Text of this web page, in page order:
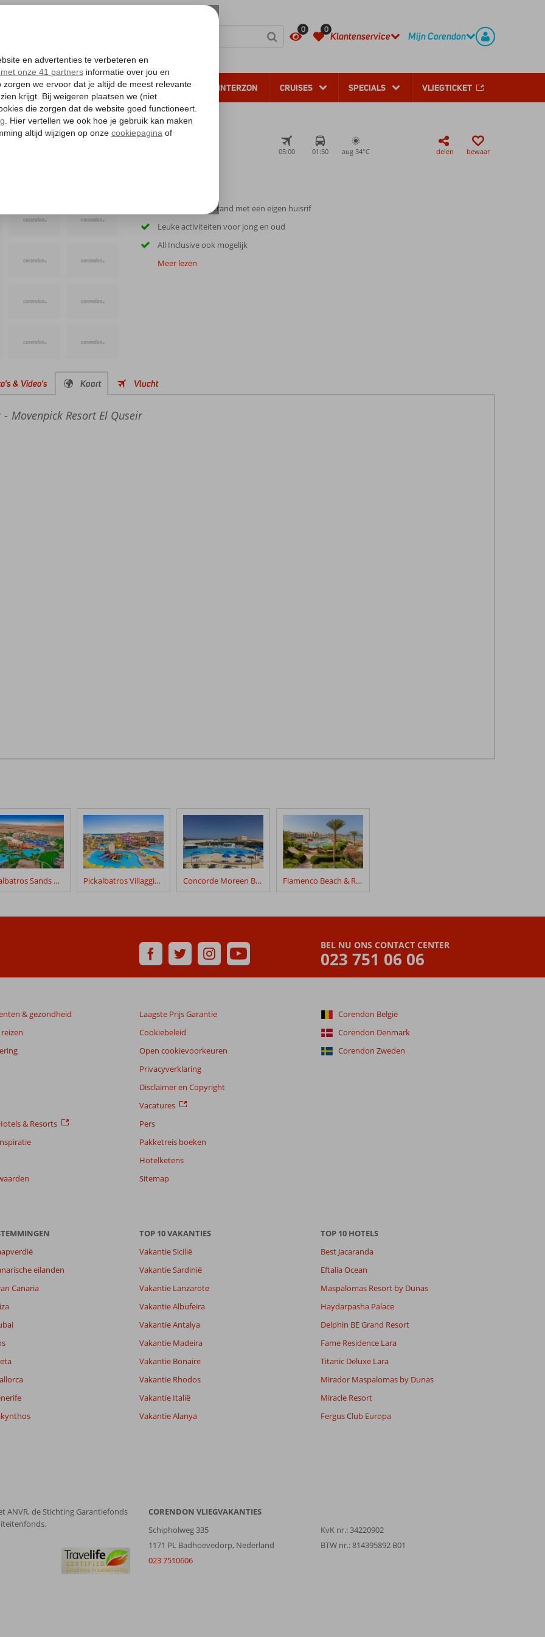
0 0
Klantenservice Mijn Corendon
VERRE REIZEN ALL INCLUSIVE WINTERZON CRUISES SPECIALS VLIEGTICKET
05:00 01:50 aug 34°C delen bewaar
Direct aan het strand met een eigen huisrif
Leuke activiteiten voor jong en oud
All Inclusive ook mogelijk
Meer lezen
& Video's Kaart Vlucht
Movenpick Resort El Quseir
Pickalbatros Sands Hotel Pickalbatros Villaggio Resort Concorde Moreen Beach Flamenco Beach & Resort
BEL NU ONS CONTACT CENTER
023 751 06 06
& gezondheid
& Resorts
Laagste Prijs Garantie
Cookiebeleid
Open cookievoorkeuren
Privacyverklaring
Disclaimer en Copyright
Vacatures
Pers
Pakketreis boeken
Hotelketens
Sitemap
Corendon België
Corendon Denmark
Corendon Zweden
eilanden
Canaria
TOP 10 VAKANTIES
Vakantie Sicilië
Vakantie Sardinië
Vakantie Lanzarote
Vakantie Albufeira
Vakantie Antalya
Vakantie Madeira
Vakantie Bonaire
Vakantie Rhodos
Vakantie Italië
Vakantie Alanya
TOP 10 HOTELS
Best Jacaranda
Eftalia Ocean
Maspalomas Resort by Dunas
Haydarpasha Palace
Delphin BE Grand Resort
Fame Residence Lara
Titanic Deluxe Lara
Mirador Maspalomas by Dunas
Miracle Resort
Fergus Club Europa
ANVR, de Stichting Garantiefonds
CORENDON VLIEGVAKANTIES
Schipholweg 335
1171 PL Badhoevedorp, Nederland
023 7510606
KvK nr.: 34220902
BTW nr.: 814395892 B01